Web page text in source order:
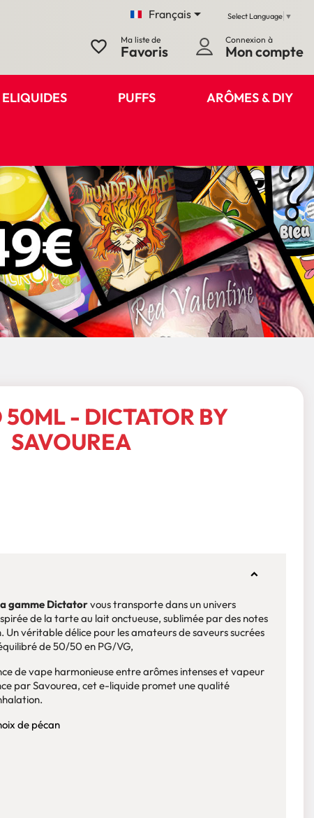
Français Select Language ▼
favorite_border Ma liste de
Favoris
Connexion à
Mon compte
ELIQUIDES PUFFS ARÔMES & DIY
50ML - DICTATOR BY
SAVOUREA
gamme Dictatorvous transporte dans un univers
de la tarte au lait onctueuse, sublimée par des notes
Un véritable délice pour les amateurs de saveurs sucrées
de 50/50 en PG/VG,
de vape harmonieuse entre arômes intenses et vapeur
par Savourea, cet e-liquide promet une qualité
de pécan